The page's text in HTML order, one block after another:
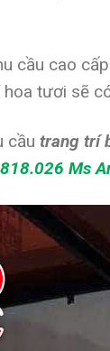
cầu cao
tươi sẽ
cầu trang trí
Ms